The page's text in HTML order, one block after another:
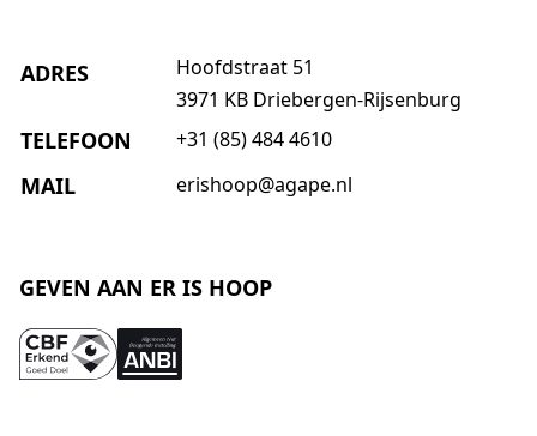
ADRES
Hoofdstraat 51
3971 KB Driebergen-Rijsenburg
TELEFOON +31 (85) 484 4610
MAIL erishoop@agape.nl
GEVEN AAN ER IS HOOP